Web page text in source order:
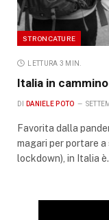
STRONCATURE
LETTURA 3 MIN.
Italia in
DI DANIELE POTO
Favorita dalla
magari per portare
lockdown), in Italia